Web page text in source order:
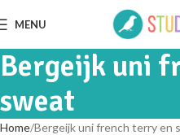
MENU
Bergeijk uni
sweat
Home Bergeijk uni french terry en